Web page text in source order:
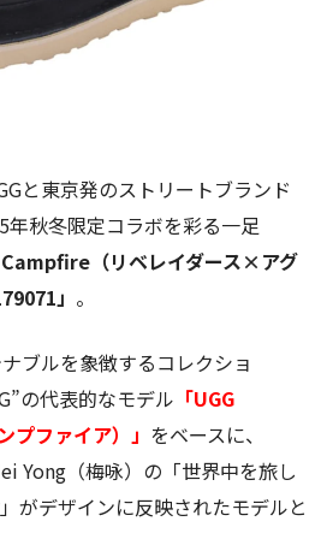
と東京発のストリートブランド
秋冬限定コラボを彩る一足
（リベレイダース×アグ
」 。
ブルを象徴するコレクショ
の代表的なモデル 「UGG
ファイア）」 をベースに、
Yong（梅咏）の「世界中を旅し
がデザインに反映されたモデルと